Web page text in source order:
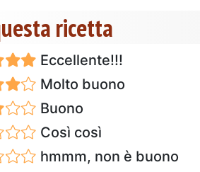
ricetta
Eccellente!!!
Molto buono
Buono
Così così
hmmm, non è buono